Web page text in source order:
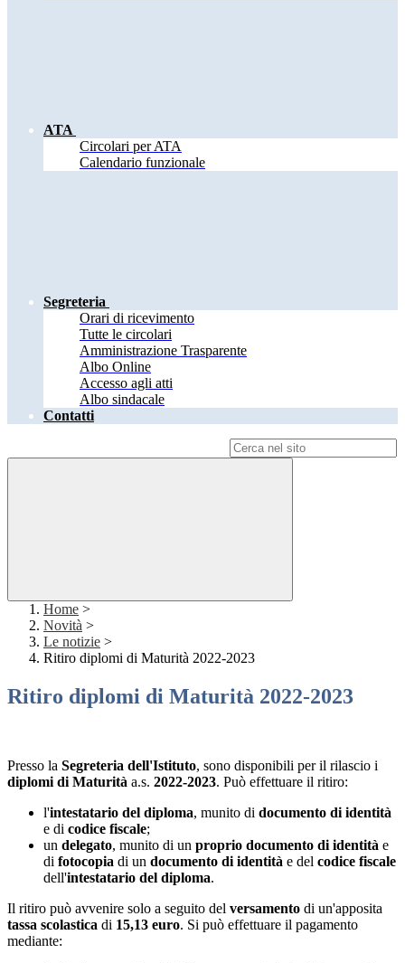
ATA
Circolari per ATA
Calendario funzionale
Segreteria
Orari di ricevimento
Tutte le circolari
Amministrazione Trasparente
Albo Online
Accesso agli atti
Albo sindacale
Contatti
Home >
Novità >
Le notizie >
Ritiro diplomi di Maturità 2022-2023
Ritiro diplomi di Maturità 2022-2023
Presso la Segreteria dell'Istituto, sono disponibili per il rilascio i
diplomi di Maturità a.s. 2022-2023. Può effettuare il ritiro:
l'intestatario del diploma, munito di documento di identità
e di codice fiscale;
un delegato, munito di un proprio documento di identità e
di fotocopia di un documento di identità e del codice fiscale
dell'intestatario del diploma.
Il ritiro può avvenire solo a seguito del versamento di un'apposita
tassa scolastica di 15,13 euro. Si può effettuare il pagamento
mediante: